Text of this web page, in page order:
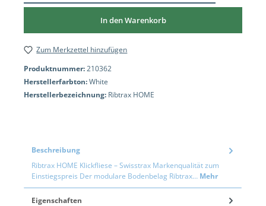
In den Warenkorb
Zum Merkzettel hinzufügen
Produktnummer:210362
Herstellerfarbton:White
Herstellerbezeichnung: Ribtrax HOME
Beschreibung
Ribtrax HOME Klickfliese – Swisstrax Markenqualität zum
Einstiegspreis Der modulare Bodenbelag Ribtrax… Mehr
Eigenschaften